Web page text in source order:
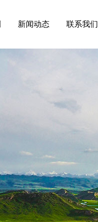
新闻动态 联系我们